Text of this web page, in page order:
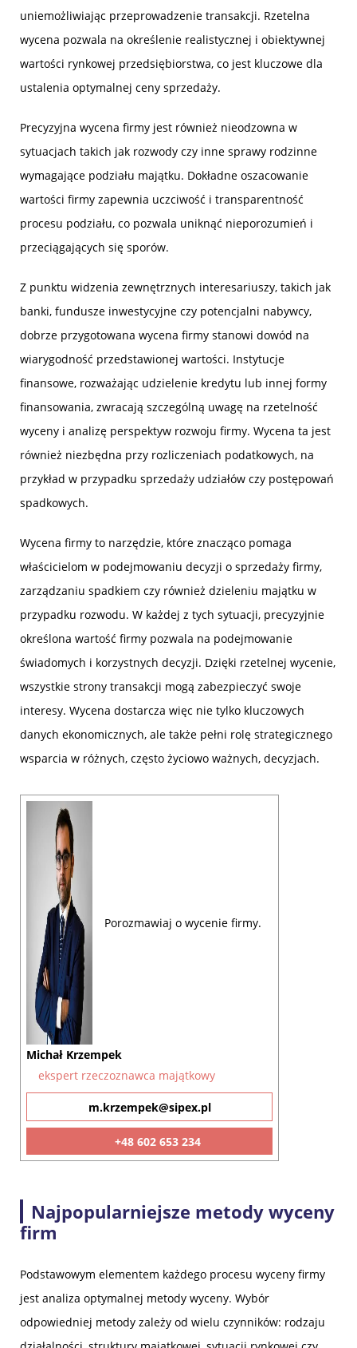
uniemożliwiając przeprowadzenie transakcji. Rzetelna
wycena pozwala na określenie realistycznej i obiektywnej
wartości rynkowej przedsiębiorstwa, co jest kluczowe dla
ustalenia optymalnej ceny sprzedaży.
Precyzyjna wycena firmy jest również nieodzowna w
sytuacjach takich jak rozwody czy inne sprawy rodzinne
wymagające podziału majątku. Dokładne oszacowanie
wartości firmy zapewnia uczciwość i transparentność
procesu podziału, co pozwala uniknąć nieporozumień i
przeciągających się sporów.
Z punktu widzenia zewnętrznych interesariuszy, takich jak
banki, fundusze inwestycyjne czy potencjalni nabywcy,
dobrze przygotowana wycena firmy stanowi dowód na
wiarygodność przedstawionej wartości. Instytucje
finansowe, rozważając udzielenie kredytu lub innej formy
finansowania, zwracają szczególną uwagę na rzetelność
wyceny i analizę perspektyw rozwoju firmy. Wycena ta jest
również niezbędna przy rozliczeniach podatkowych, na
przykład w przypadku sprzedaży udziałów czy postępowań
spadkowych.
Wycena firmy to narzędzie, które znacząco pomaga
właścicielom w podejmowaniu decyzji o sprzedaży firmy,
zarządzaniu spadkiem czy również dzieleniu majątku w
przypadku rozwodu. W każdej z tych sytuacji, precyzyjnie
określona wartość firmy pozwala na podejmowanie
świadomych i korzystnych decyzji. Dzięki rzetelnej wycenie,
wszystkie strony transakcji mogą zabezpieczyć swoje
interesy. Wycena dostarcza więc nie tylko kluczowych
danych ekonomicznych, ale także pełni rolę strategicznego
wsparcia w różnych, często życiowo ważnych, decyzjach.
Porozmawiaj o wycenie firmy.
Michał Krzempek
ekspert rzeczoznawca majątkowy
m.krzempek@sipex.pl
+48 602 653 234
Najpopularniejsze metody wyceny
firm
Podstawowym elementem każdego procesu wyceny firmy
jest analiza optymalnej metody wyceny. Wybór
odpowiedniej metody zależy od wielu czynników: rodzaju